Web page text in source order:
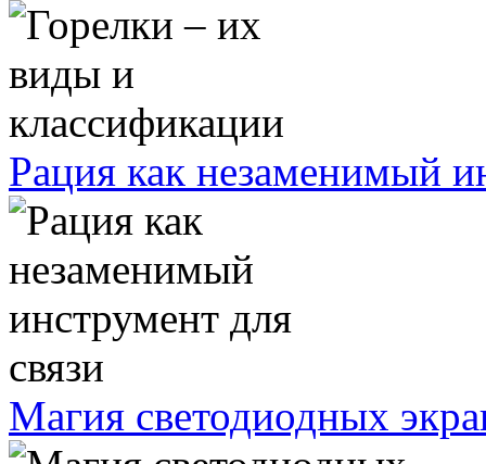
Рация как незаменимый
Магия светодиодных